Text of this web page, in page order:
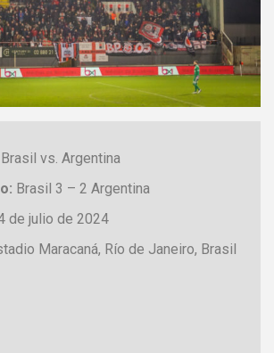
Brasil vs. Argentina
Brasil 3 – 2 Argentina
de julio de 2024
Maracaná, Río de Janeiro, Brasil